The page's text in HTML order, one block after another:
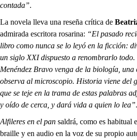
contada”.
La novela lleva una reseña crítica de
admirada escritora rosarina: “El pasado
libro como nunca se lo leyó en la ficción:
un siglo XXI dispuesto a renombrarlo todo.
Menéndez Bravo venga de la biología, una
observa al microscopio. Historia viene del
que se teje en la trama de estas palabras
y oído de cerca, y dará vida a quien lo lea”.
Alfileres en el pan saldrá, como es habitual
braille y en audio en la voz de su propio